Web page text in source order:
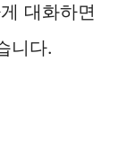
대화하면
니다.